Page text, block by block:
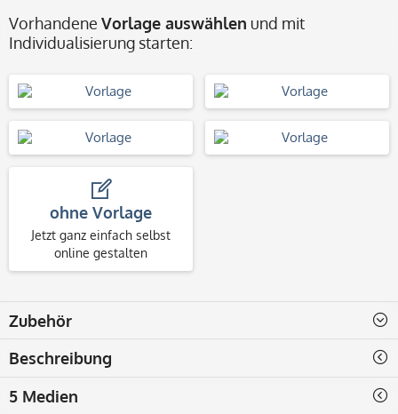
Vorhandene Vorlage auswählen und mit
Individualisierung starten:
ohne Vorlage
Jetzt ganz einfach selbst
online gestalten
Zubehör
Beschreibung
5 Medien